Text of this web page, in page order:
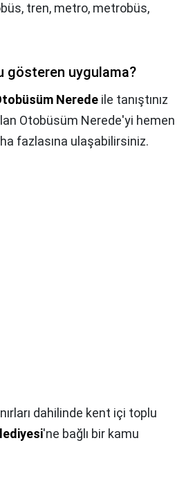
tren, metro, metrobüs,
gösteren uygulama?
Nerede ile tanıştınız
Otobüsüm Nerede'yi hemen
fazlasına ulaşabilirsiniz.
dahilinde kent içi toplu
'ne bağlı bir kamu